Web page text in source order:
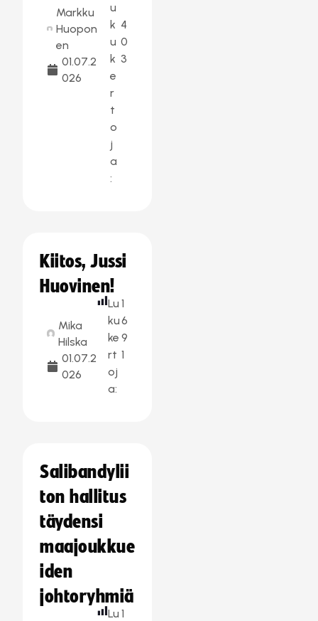
Markku
Huopon
en
01.07.2
026
u
k
u
k
e
r
t
o
j
a
:
4
0
3
Kiitos, Jussi
Huovinen!
Mika
Hilska
01.07.2
026
Lu
ku
ke
rt
oj
a:
1
6
9
1
Salibandylii
ton hallitus
täydensi
maajoukkue
iden
johtoryhmiä
Lu 1